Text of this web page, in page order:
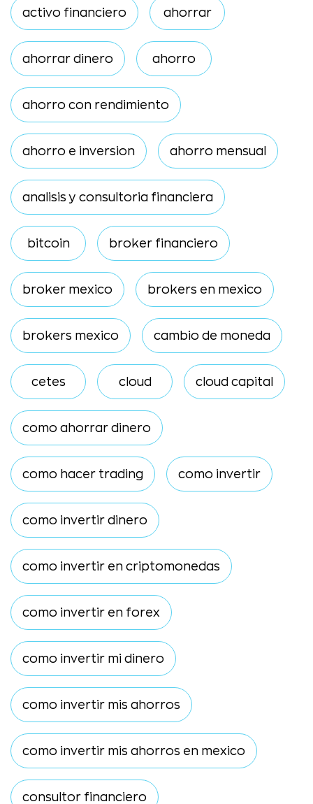
activo financiero ahorrar
ahorrar dinero ahorro
ahorro con rendimiento
ahorro e inversion ahorro mensual
analisis y consultoria financiera
bitcoin broker financiero
broker mexico brokers en mexico
brokers mexico cambio de moneda
cetes cloud cloud capital
como ahorrar dinero
como hacer trading como invertir
como invertir dinero
como invertir en criptomonedas
como invertir en forex
como invertir mi dinero
como invertir mis ahorros
como invertir mis ahorros en mexico
consultor financiero